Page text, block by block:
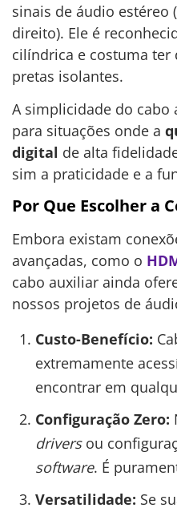
sinais de áudio estéreo
direito). Ele é
cilíndrica e costuma ter
pretas isolantes.
A simplicidade do cabo
para situações onde a
digital de alta
sim a praticidade e a
Por Que Escolher a
Embora existam
avançadas, como o
cabo auxiliar ainda
nossos projetos de
Custo-Benefício:
extremamente
encontrar em
Configuração Zero:
driversou
software. É
Versatilidade: Se